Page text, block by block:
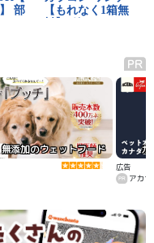
無添加のウェットフード カ
広告
アカ